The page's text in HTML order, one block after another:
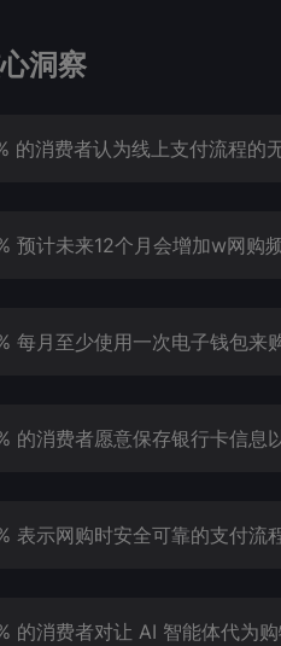
洞察
的消费者认为线上支付流程的
预计未来12个月会增加w网购
每月至少使用一次电子钱包来
的消费者愿意保存银行卡信息
表示网购时安全可靠的支付流
的消费者对让 AI 智能体代为